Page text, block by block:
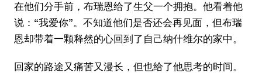
在他们分手前，布瑞恩给了生父一个拥抱。他看着他
说：“我爱你”。不知道他们是否还会再见面，但布瑞
恩却带着一颗释然的心回到了自己纳什维尔的家中。
回家的路途又痛苦又漫长，但也给了他思考的时间。